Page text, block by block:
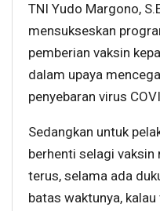
TNI Yudo Margono,
mensukseskan
pemberian vaksin
dalam upaya
penyebaran virus
Sedangkan untuk
berhenti selagi
terus, selama ada
batas waktunya,